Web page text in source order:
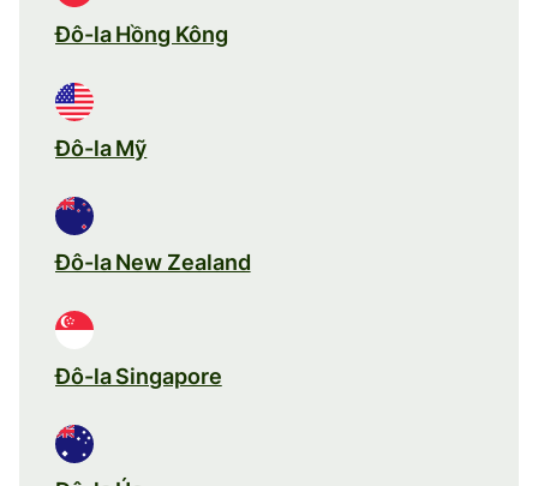
Đô-la Hồng Kông
Đô-la Mỹ
Đô-la New Zealand
Đô-la Singapore